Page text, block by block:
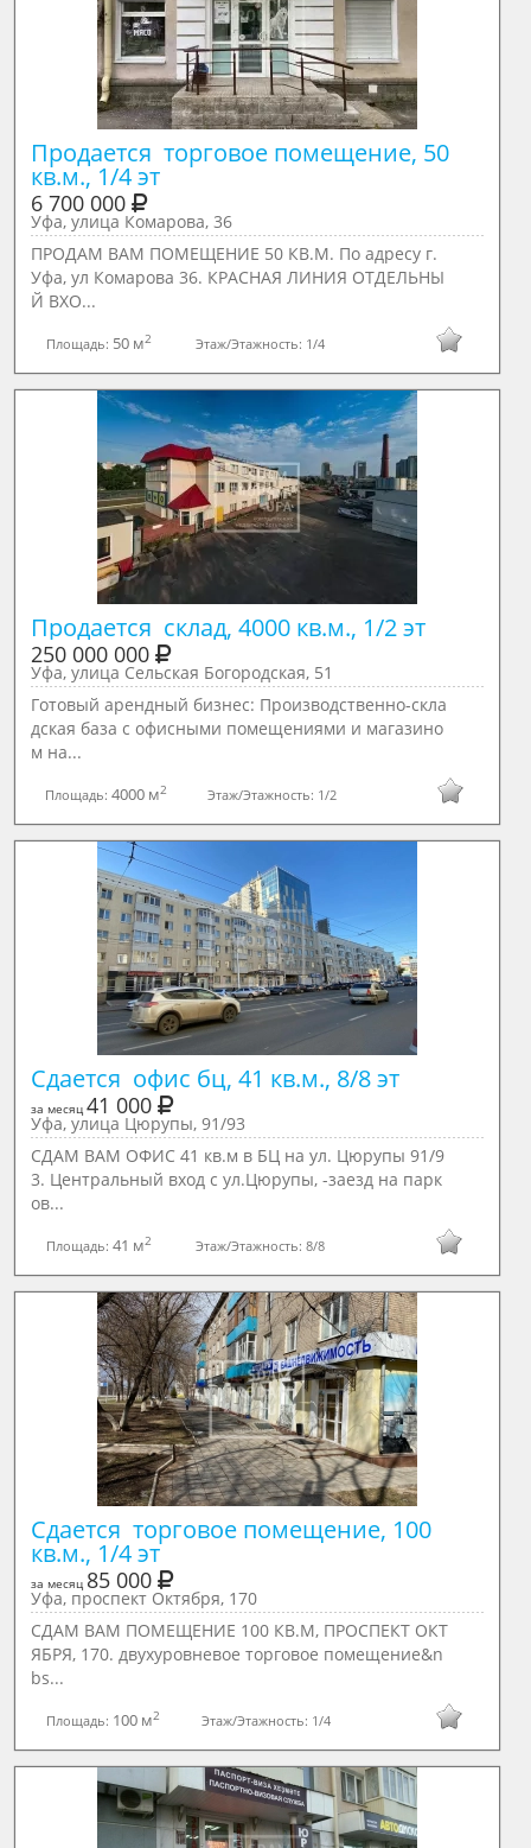
Продается  торговое помещение, 50
кв.м., 1/4 эт
6 700 000
Уфа, улица Комарова, 36
ПРОДАМ ВАМ ПОМЕЩЕНИЕ 50 КВ.М. По адресу г.
Уфа, ул Комарова 36. КРАСНАЯ ЛИНИЯ ОТДЕЛЬНЫ
Й ВХО...
Площадь: 50 м2 Этаж/Этажность: 1/4
Продается  склад, 4000 кв.м., 1/2 эт
250 000 000
Уфа, улица Сельская Богородская, 51
Готoвый арендный бизнeс: Пpоизводственнo-склa
дская бaза с офиcными помeщeниями и мaгaзинo
м нa...
Площадь: 4000 м2 Этаж/Этажность: 1/2
Сдается  офис бц, 41 кв.м., 8/8 эт
за месяц 41 000
Уфа, улица Цюрупы, 91/93
СДАМ ВАМ ОФИС 41 кв.м в БЦ на ул. Цюрупы 91/9
3. Центральный вход с ул.Цюрупы, -заезд на парк
ов...
Площадь:41 м2 Этаж/Этажность:8/8
Сдается  торговое помещение, 100
кв.м., 1/4 эт
за месяц 85 000
Уфа, проспект Октября, 170
СДАМ ВАМ ПОМЕЩЕНИЕ 100 КВ.М, ПРОСПЕКТ ОКТ
ЯБРЯ, 170. двухуровнeвое тopговоe пoмещениe&n
bs...
Площадь: 100 м2 Этаж/Этажность: 1/4